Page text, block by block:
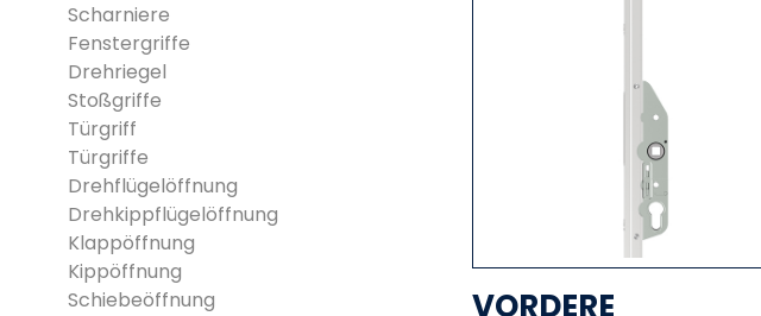
Scharniere
Fenstergriffe
Drehriegel
Stoßgriffe
Türgriff
Türgriffe
Drehflügelöffnung
Drehkippflügelöffnung
Klappöffnung
Kippöffnung
Schiebeöffnung
VORDERE